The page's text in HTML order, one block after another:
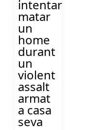
intentar
matar
un
home
durant
un
violent
assalt
armat
a casa
seva